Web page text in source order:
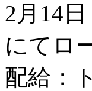
2月14
にてロ
配給：